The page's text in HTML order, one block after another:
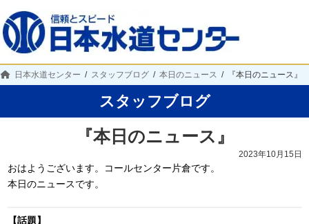
日本水道センター スタッフブログ 本日のニュース 『本日のニュース』
スタッフブログ
『本日のニュース』
2023年10月15日
おはようございます。コールセンター片倉です。
本日のニュースです。
【話題】